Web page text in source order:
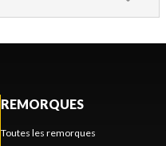
REMORQUES
Toutes les remorques